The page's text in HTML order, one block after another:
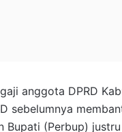
anggota DPRD
sebelumnya
Bupati (Perbup)